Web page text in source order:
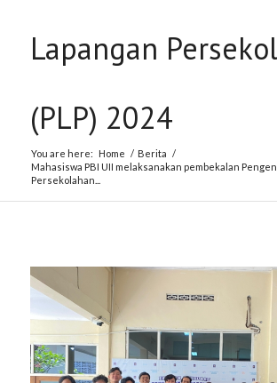
Lapangan
(PLP) 2024
You are here: Home / Berita /
Mahasiswa PBI UII melaksanakan pembekalan
Persekolahan...